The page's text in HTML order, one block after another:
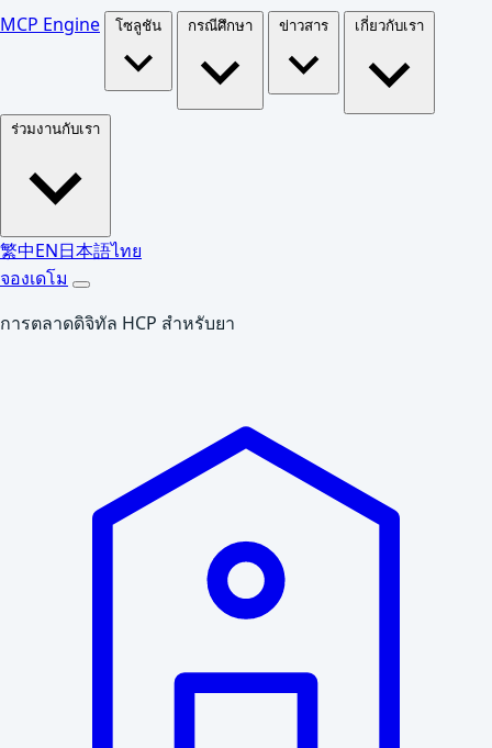
MCP Engine
繁中EN日本語ไทย
จองเดโม
การตลาดดิจิทัล HCP สำหรับยา